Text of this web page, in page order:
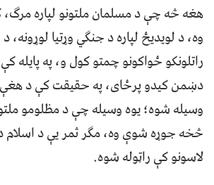
هغه څه چې د مسلمان ملتونو لپاره مرګ،
وه، د لویدیځ لپاره د جنګي وړتیا لوړونه،
راتلونکو ځواکونو چمتو کول و، په پایله
دښمن کیدو پرځای، په حقیقت کې د هغې د
وسیله شوه؛ یوه وسیله چې د مظلومو
څخه جوړه شوې وه، مګر ثمر یې د اسلام
لاسونو کې راټوله شوه.